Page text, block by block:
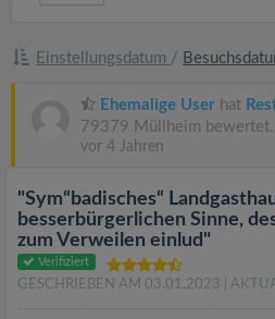
Einstellungsdatum /
Ehemalige User hat
79379 Müllheim bewertet.
vor 4 Jahren
"Sym“badisches“
besserbürgerlichen Sinne,
zum Verweilen einlud"
Verifiziert
GESCHRIEBEN AM 03.01.2023 |